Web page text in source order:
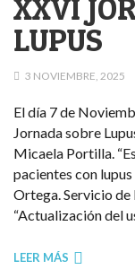
XXVI
LUPUS
3 NOVIEMBRE, 2025
El día 7 de
Jornada sobre
Micaela Portilla.
pacientes con
Ortega. Servicio
“Actualización del
LEER MÁS